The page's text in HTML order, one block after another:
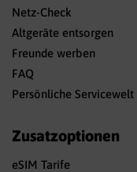
Netz-Check
Altgeräte entsorgen
Freunde werben
FAQ
Persönliche Servicewelt
Zusatzoptionen
eSIM Tarife